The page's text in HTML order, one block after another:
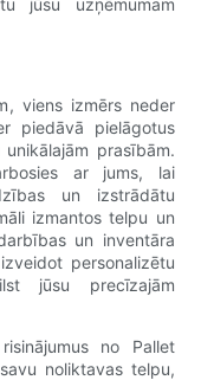
jūsu uzņēmumam
viens izmērs neder
piedāvā pielāgotus
prasībām.
ar jums, lai
un izstrādātu
izmantos telpu un
un inventāra
personalizētu
jūsu precīzajām
no Pallet
noliktavas telpu,